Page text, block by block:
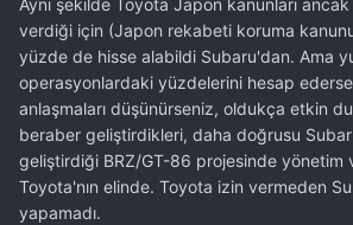
Aynı şekilde Toyota Japon kanunları
verdiği için (Japon rekabeti koruma
yüzde de hisse alabildi Subaru'dan. Ama
operasyonlardaki yüzdelerini hesap
anlaşmaları düşünürseniz, oldukça etkin
beraber geliştirdikleri, daha doğrusu
geliştirdiği BRZ/GT-86 projesinde yönetim
Toyota'nın elinde. Toyota izin vermeden
yapamadı.